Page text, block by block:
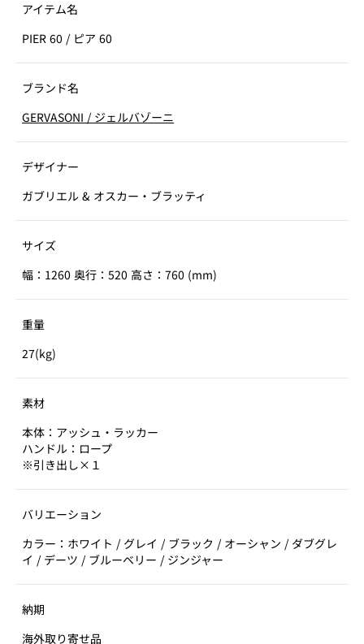
アイテム名
PIER 60 / ピア 60
ブランド名
GERVASONI / ジェルバゾーニ
デザイナー
ガブリエル & オスカー・ブラッティ
サイズ
幅：1260 奥行：520 高さ：760 (mm)
重量
27(kg)
素材
本体：アッシュ・ラッカー
ハンドル：ロープ
※引き出し×１
バリエーション
カラー：ホワイト / グレイ / ブラック / オーシャン / ダブグレ
イ / デーツ / ブルーベリー / ジンジャー
納期
海外取り寄せ品